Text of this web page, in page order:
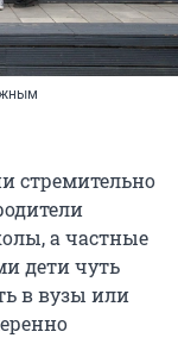
стремительно
а частные
дети чуть
в вузы или